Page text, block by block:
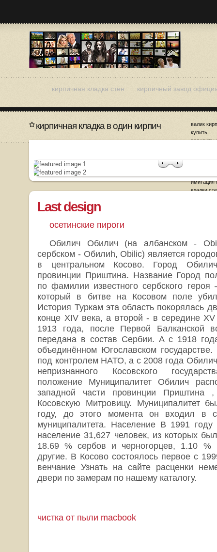
кирпичная кладка стен кирпичный завод
валик
купить
варианты
имитация
кладки
кирпичная кладка в один кирпич
Last design
осетинские пироги
Обилич Обилич (на албанском -
сербском - Обилиh, Obiliс) является
в центральном Косово. Город
провинции Приштина. Название Город
по фамилии известного сербского
который в битве на Косовом поле убил
История Туркам эта область покорялась
конце XIV века, а второй - в середине
1913 года, после Первой Балканской
передана в состав Сербии. А с 1918
объединённом Югославском
под контролем НАТО, а с 2008 года
непризнанного Косовского
положение Муниципалитет Обилич
западной части провинции Приштина
Косовскую Митровицу. Муниципалитет
году, до этого момента он входил в
муниципалитета. Население В 1991 году
население 31,627 человек, из которых
18.69 % сербов и черногорцев, 1.10 %
другие. В Косово состоялось первое с
венчание Узнать на сайте расценки
двери по замерам по нашему каталогу.
чистка от пыли macbook